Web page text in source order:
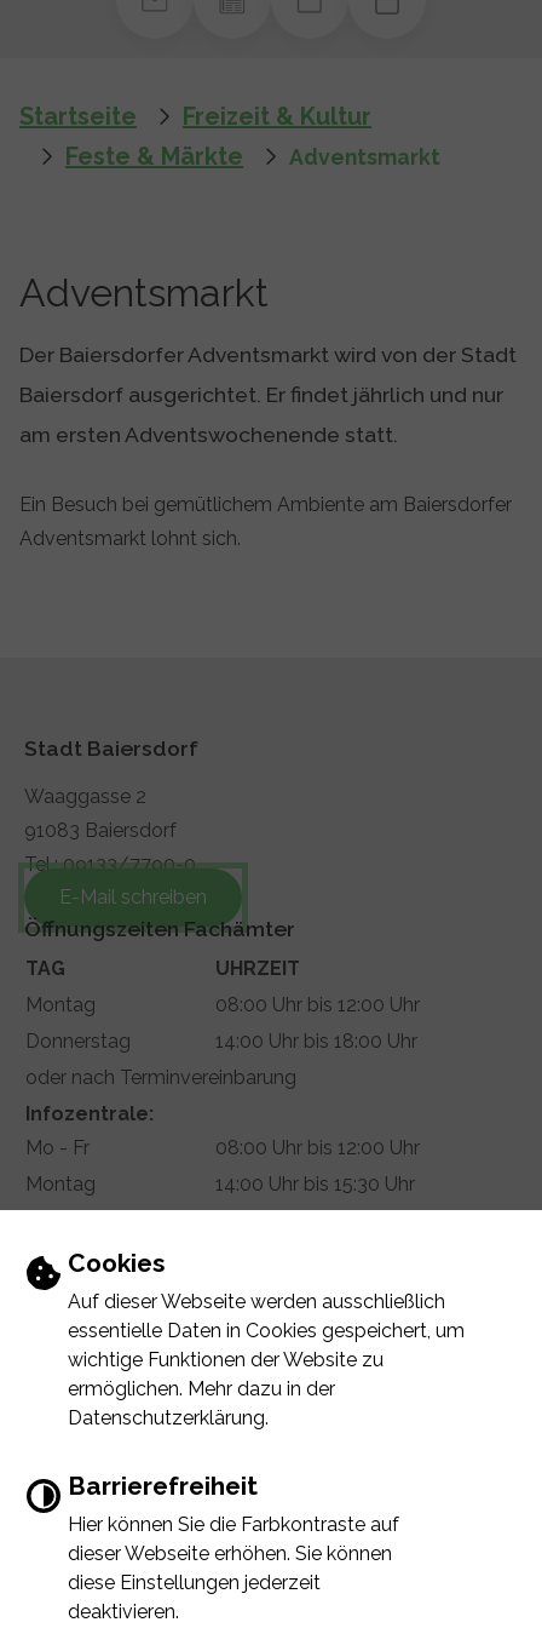
Einstellungen zu Cookies und
Cookies
Auf dieser Webseite werden ausschließlich
essentielle Daten in Cookies gespeichert, um
wichtige Funktionen der Website zu
ermöglichen. Mehr dazu in der
Datenschutzerklärung.
Barrierefreiheit
Hier können Sie die Farbkontraste auf
dieser Webseite erhöhen. Sie können
diese Einstellungen jederzeit
deaktivieren.
Startseite
Freizeit & Kultur
Feste & Märkte
Adventsmarkt
Adventsmarkt
Der Baiersdorfer Adventsmarkt wird von der Stadt
Baiersdorf ausgerichtet. Er findet jährlich und nur
am ersten Adventswochenende statt.
Ein Besuch bei gemütlichem Ambiente am Baiersdorfer
Adventsmarkt lohnt sich.
Stadt Baiersdorf
Waaggasse 2
91083 Baiersdorf
Tel.: 09133/7790-0
E-Mail schreiben
Öffnungszeiten Fachämter
TAG
UHRZEIT
Montag
08:00 Uhr bis 12:00 Uhr
Donnerstag
14:00 Uhr bis 18:00 Uhr
oder nach Terminvereinbarung
Infozentrale:
Mo - Fr
08:00 Uhr bis 12:00 Uhr
Montag
14:00 Uhr bis 15:30 Uhr
Termin vereinbaren
INHALTIMPRESSUMDATENSCHUTZERKLÄRUNG
ERKLÄRUNG ZUR BARRIEREFREIHEIT
Immer auf dem neuesten Stand
www.baiersdorf.de möchte Ihnen Benachri
chtigungen senden
Error
Failed to load assistant data